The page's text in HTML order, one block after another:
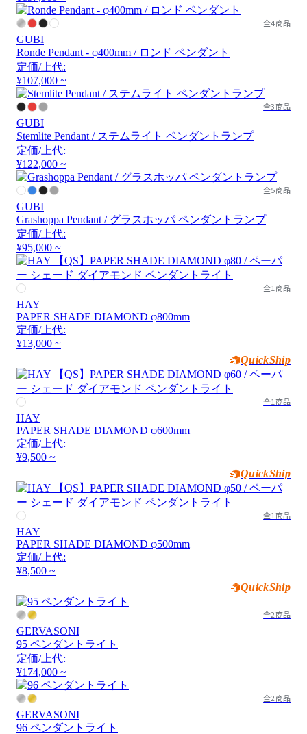
全4商品
GUBI
Ronde Pendant - φ400mm / ロンド ペンダント
定価/上代:
¥107,000 ~
全3商品
GUBI
Stemlite Pendant / ステムライト ペンダントランプ
定価/上代:
¥122,000 ~
全5商品
GUBI
Grashoppa Pendant / グラスホッパ ペンダントランプ
定価/上代:
¥95,000 ~
全1商品
HAY
PAPER SHADE DIAMOND φ800mm
定価/上代:
¥13,000 ~
QuickShip
全1商品
HAY
PAPER SHADE DIAMOND φ600mm
定価/上代:
¥9,500 ~
QuickShip
全1商品
HAY
PAPER SHADE DIAMOND φ500mm
定価/上代:
¥8,500 ~
QuickShip
全2商品
GERVASONI
95 ペンダントライト
定価/上代:
¥174,000 ~
全2商品
GERVASONI
96 ペンダントライト